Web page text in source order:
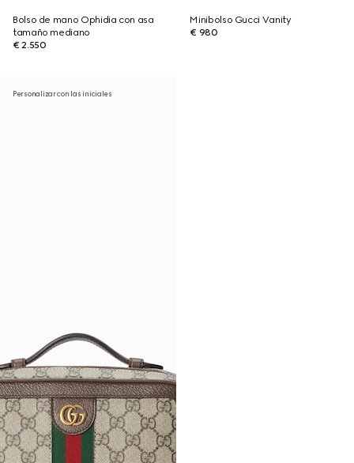
Bolso de mano Ophidia con asa
tamaño mediano
€ 2.550
Minibolso Gucci Vanity
€ 980
Personalizar con las iniciales